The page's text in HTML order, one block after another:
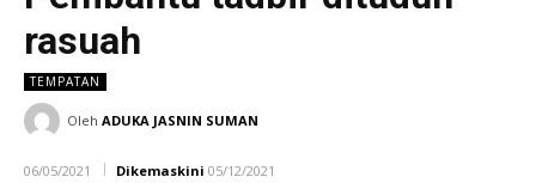
rasuah
TEMPATAN
Oleh ADUKA JASNIN SUMAN
06/05/2021 Dikemaskini 05/12/2021